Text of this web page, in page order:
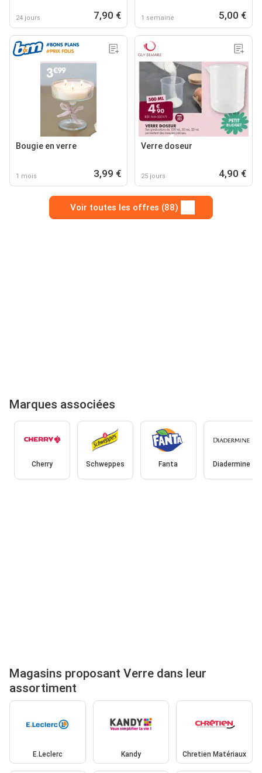
24 jours 7,90 € 1 semaine 5,00 €
Bougie en verre
1 mois 3,99 €
Verre doseur
25 jours 4,90 €
Voir toutes les offres (88)
Marques associées
Cherry Schweppes Fanta Diadermine
Magasins proposant Verre dans leur
assortiment
E.Leclerc Kandy Chretien Matériaux